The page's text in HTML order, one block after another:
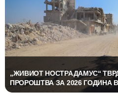
„ЖИВИОТ НОСТРАДАМУС“
ПРОРОШТВА ЗА 2026 ГОДИНА
ПРЕДУПРЕДУВА НА ТРЕТО